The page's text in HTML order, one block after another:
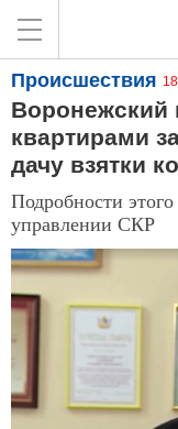
Происшествия
Воронежский
квартирами
дачу взятки
Подробности
управлении СКР